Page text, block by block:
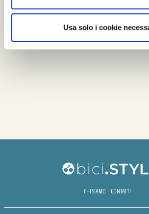
Usa solo i cookie
CHI SIAMO CONTATTI